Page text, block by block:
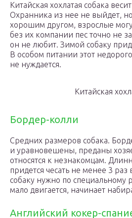
Китайская хохлатая собака
Охранника из нее не выйдет,
хорошим другом, взрослые
без их компании пес точно не
он не любит. Зимой собаку
В особом питании этот
не нуждается.
Китайская
Бордер-колли
Средних размеров собака.
и уравновешены, преданы
относятся к незнакомцам.
придется чесать не менее 3
собаку нужно по специальному
мало двигается, начинает
Английский кокер-